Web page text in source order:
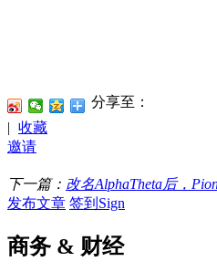
分享至：
| 收藏
邀请
下一篇： 改名AlphaTheta后，
发布文章 签到Sign
商务 & 财经